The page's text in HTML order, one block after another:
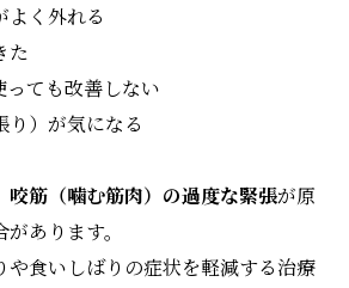
く外れる
た
ても改善しない
）が気になる
咬筋（噛む筋肉）の過度な緊張が原
あります。
や食いしばりの症状を軽減する治療